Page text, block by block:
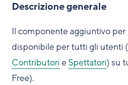
Descrizione generale
Il componente aggiuntivo
disponibile per tutti gli utenti
Contributori e Spettatori) su
Free).